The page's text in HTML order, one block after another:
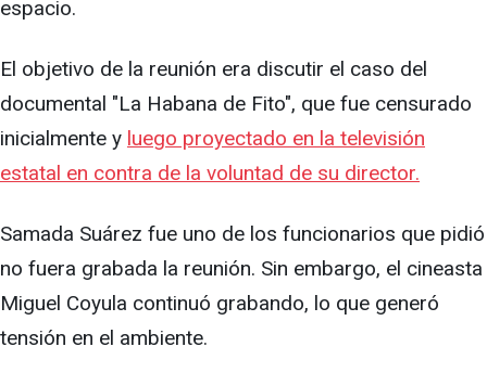
espacio.
El objetivo de la reunión era discutir el caso del
documental "La Habana de Fito", que fue censurado
inicialmente y luego proyectado en la televisión
estatal en contra de la voluntad de su director.
Samada Suárez fue uno de los funcionarios que pidió
no fuera grabada la reunión. Sin embargo, el cineasta
Miguel Coyula continuó grabando, lo que generó
tensión en el ambiente.